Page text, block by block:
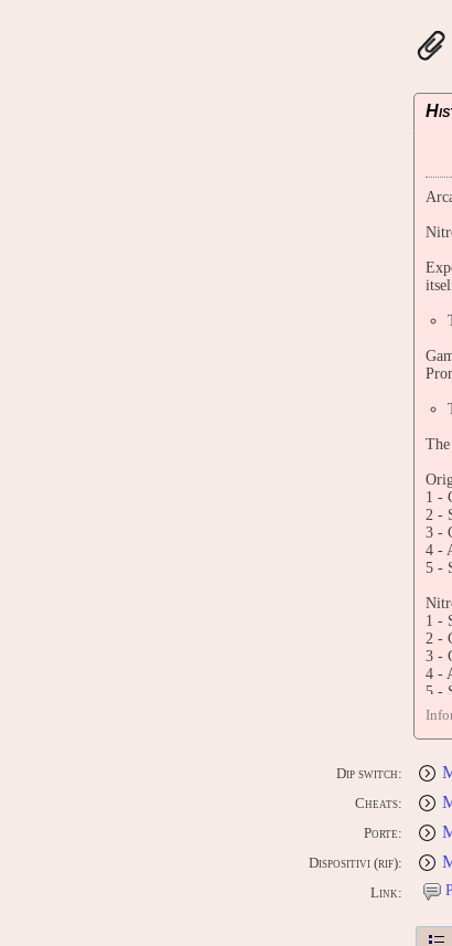
1 -
2 -
3 -
4 -
5 -
1 -
2 -
3 -
4 -
5 -
Dip switch:
Cheats:
Porte:
Dispositivi (rif):
Link: